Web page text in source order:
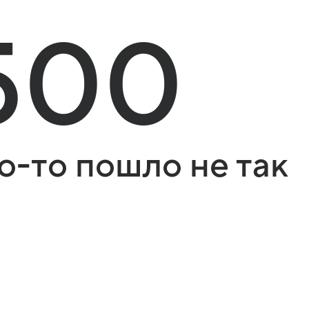
то пошло не так